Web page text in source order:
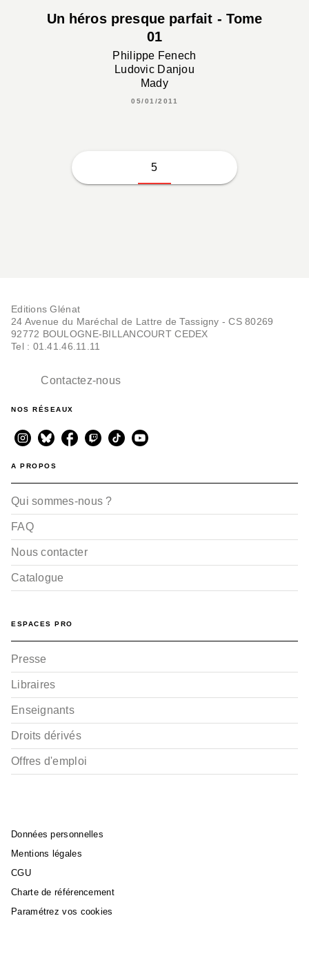
Un héros presque parfait - Tome
01
Philippe Fenech
Ludovic Danjou
Mady
05/01/2011
5
Editions Glénat
24 Avenue du Maréchal de Lattre de Tassigny - CS 80269
92772 BOULOGNE-BILLANCOURT CEDEX
Tel : 01.41.46.11.11
Contactez-nous
NOS RÉSEAUX
A PROPOS
Qui sommes-nous ?
FAQ
Nous contacter
Catalogue
ESPACES PRO
Presse
Libraires
Enseignants
Droits dérivés
Offres d'emploi
Données personnelles
Mentions légales
CGU
Charte de référencement
Paramétrez vos cookies